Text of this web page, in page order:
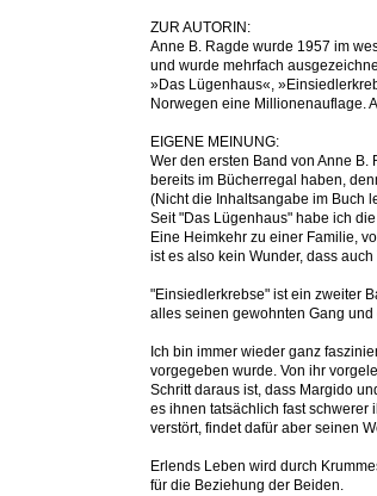
ZUR AUTORIN:
Anne B. Ragde wurde 1957 im
und wurde mehrfach
»Das Lügenhaus«,
Norwegen eine Millionenauflage.
EIGENE MEINUNG:
Wer den ersten Band von Anne
bereits im Bücherregal haben,
(Nicht die Inhaltsangabe im Buch
Seit "Das Lügenhaus" habe ich
Eine Heimkehr zu einer Familie,
ist es also kein Wunder, dass
"Einsiedlerkrebse" ist ein zweiter
alles seinen gewohnten Gang
Ich bin immer wieder ganz
vorgegeben wurde. Von ihr
Schritt daraus ist, dass Margido
es ihnen tatsächlich fast schwerer
verstört, findet dafür aber seinen
Erlends Leben wird durch
für die Beziehung der Beiden.